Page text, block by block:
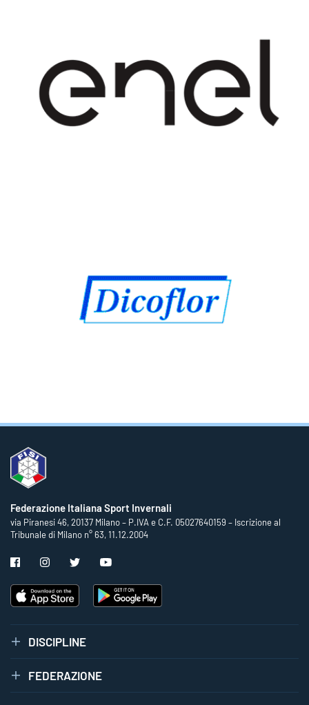
Federazione Italiana Sport Invernali
via Piranesi 46, 20137 Milano – P.IVA e C.F. 05027640159 – Iscrizione al
Tribunale di Milano n° 63, 11.12.2004
DISCIPLINE
FEDERAZIONE